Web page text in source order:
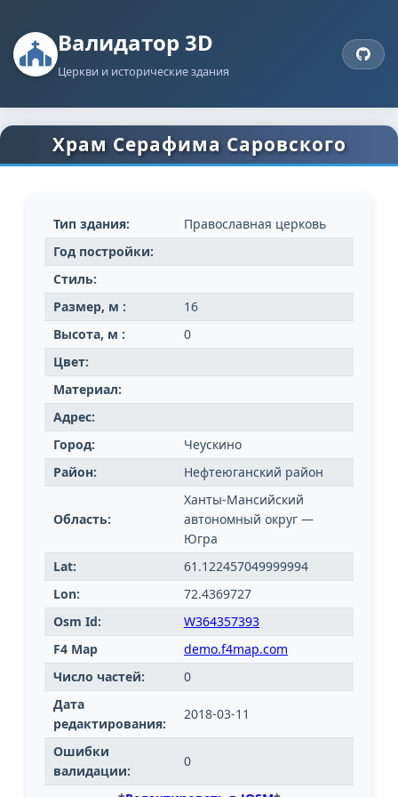
Валидатор 3D
Церкви и исторические здания
Храм Серафима Саровского
Тип здания:
Православная церковь
Год постройки:
Стиль:
Размер, м :
16
Высота, м :
0
Цвет:
Материал:
Адрес:
Город:
Чеускино
Район:
Нефтеюганский район
Область:
Ханты-Мансийский
автономный округ —
Югра
Lat:
61.122457049999994
Lon:
72.4369727
Osm Id:
W364357393
F4 Map
demo.f4map.com
Число частей:
0
Дата
редактирования:
2018-03-11
Ошибки
валидации:
0